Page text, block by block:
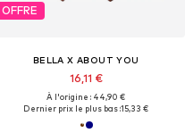
OFFRE
BELLA X ABOUT YOU
16,11 €
À l'origine : 44,90 €
Dernier prix le plus bas :15,33 €